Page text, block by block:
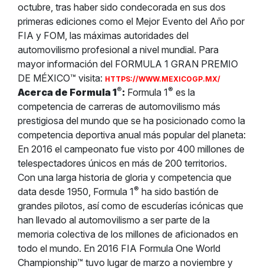
octubre, tras haber sido condecorada en sus dos
primeras ediciones como el Mejor Evento del Año por
FIA y FOM, las máximas autoridades del
automovilismo profesional a nivel mundial. Para
mayor información del FORMULA 1 GRAN PREMIO
DE MÉXICO™ visita: HTTPS://WWW.MEXICOGP.MX/
Acerca de Formula 1®: Formula 1® es la
competencia de carreras de automovilismo más
prestigiosa del mundo que se ha posicionado como la
competencia deportiva anual más popular del planeta:
En 2016 el campeonato fue visto por 400 millones de
telespectadores únicos en más de 200 territorios.
Con una larga historia de gloria y competencia que
data desde 1950, Formula 1® ha sido bastión de
grandes pilotos, así como de escuderías icónicas que
han llevado al automovilismo a ser parte de la
memoria colectiva de los millones de aficionados en
todo el mundo. En 2016 FIA Formula One World
Championship™ tuvo lugar de marzo a noviembre y